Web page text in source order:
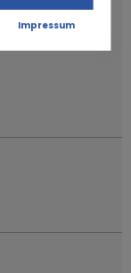
Impressum